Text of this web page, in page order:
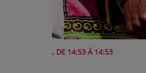
, DE 14:53 À 14:53